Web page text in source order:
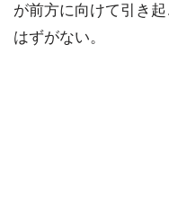
が前方に向けて引き
はずがない。